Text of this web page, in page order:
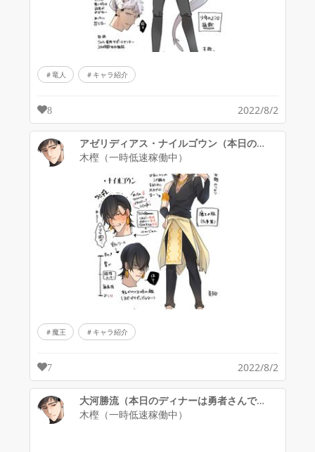
竜人 キャラ紹介
8 2022/8/2
アゼリディアス・ナイルゴウン（本日のディナーは勇者さんです。）
木樫（一時低速稼働中）
魔王 キャラ紹介
7 2022/8/2
大河勝流（本日のディナーは勇者さんです。/主人公）
木樫（一時低速稼働中）